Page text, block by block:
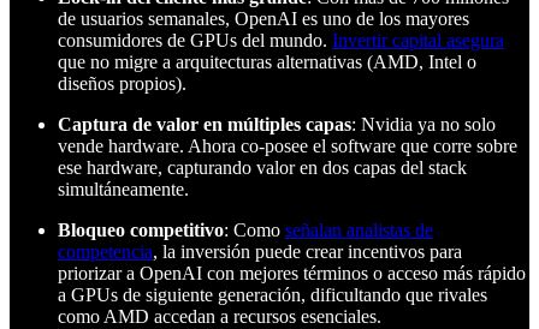
de usuarios semanales, OpenAI es uno de los mayores
consumidores de GPUs del mundo. Invertir capital asegura
que no migre a arquitecturas alternativas (AMD, Intel o
diseños propios).
Captura de valor en múltiples capas: Nvidia ya no solo
vende hardware. Ahora co-posee el software que corre sobre
ese hardware, capturando valor en dos capas del stack
simultáneamente.
Bloqueo competitivo: Como señalan analistas de
competencia, la inversión puede crear incentivos para
priorizar a OpenAI con mejores términos o acceso más rápido
a GPUs de siguiente generación, dificultando que rivales
como AMD accedan a recursos esenciales.